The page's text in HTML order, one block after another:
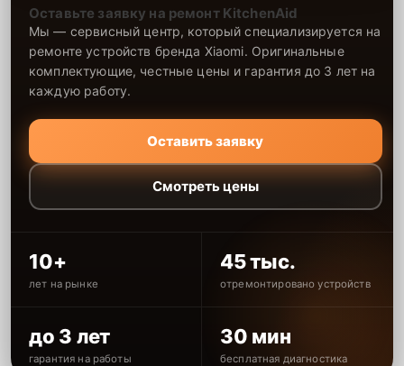
Оставьте заявку на ремонт KitchenAid
Мы — сервисный центр, который специализируется на
ремонте устройств бренда Xiaomi. Оригинальные
комплектующие, честные цены и гарантия до 3 лет на
каждую работу.
Оставить заявку
Смотреть цены
10+
лет на рынке
45 тыс.
отремонтировано устройств
до 3 лет
гарантия на работы
30 мин
бесплатная диагностика